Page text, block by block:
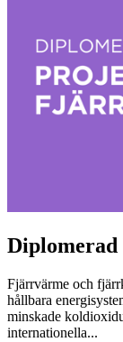
Fjärrvärme och
hållbara
minskade
internationella...